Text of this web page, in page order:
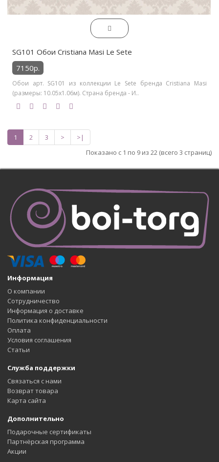
SG101 Обои Cristiana Masi Le Sete
7150р.
Обои арт. SG101 из коллекции Le Sete бренда Cristiana Masi
(размеры: 10.05х1.06м). Страна бренда - И..
1 2 3 >
>|
Показано с 1 по 9 из 22 (всего 3 страниц)
Информация
О компании
Сотрудничество
Информация о доставке
Политика конфиденциальности
Оплата
Условия соглашения
Статьи
Служба поддержки
Связаться с нами
Возврат товара
Карта сайта
Дополнительно
Подарочные сертификаты
Партнёрская программа
Акции